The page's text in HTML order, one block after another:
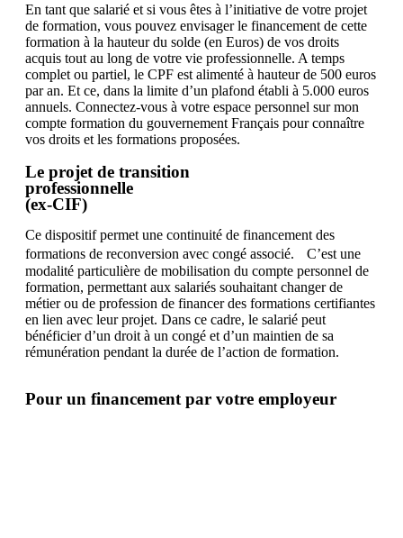
En tant que salarié et si vous êtes à l’initiative de votre projet
de formation, vous pouvez envisager le financement de cette
formation à la hauteur du solde (en Euros) de vos droits
acquis tout au long de votre vie professionnelle. A temps
complet ou partiel, le CPF est alimenté à hauteur de 500 euros
par an. Et ce, dans la limite d’un plafond établi à 5.000 euros
annuels. Connectez-vous à votre espace personnel sur mon
compte formation du gouvernement Français pour connaître
vos droits et les formations proposées.
Le projet de transition
professionnelle
(ex-CIF)
Ce dispositif permet une continuité de financement des
formations de reconversion avec congé associé. C’est une
modalité particulière de mobilisation du compte personnel de
formation, permettant aux salariés souhaitant changer de
métier ou de profession de financer des formations certifiantes
en lien avec leur projet. Dans ce cadre, le salarié peut
bénéficier d’un droit à un congé et d’un maintien de sa
rémunération pendant la durée de l’action de formation.
Pour un financement par votre employeur